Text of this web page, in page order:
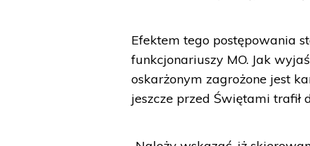
Efektem tego postępowania
funkcjonariuszy MO. Jak
oskarżonym zagrożone jest
jeszcze przed Świętami trafił